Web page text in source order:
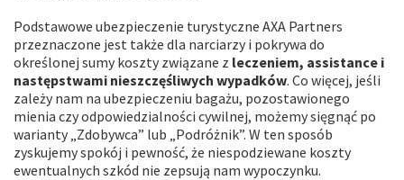
Podstawowe ubezpieczenie turystyczne AXA Partners
przeznaczone jest także dla narciarzy i pokrywa do
określonej sumy koszty związane z leczeniem, assistance i
następstwami nieszczęśliwych wypadków. Co więcej, jeśli
zależy nam na ubezpieczeniu bagażu, pozostawionego
mienia czy odpowiedzialności cywilnej, możemy sięgnąć po
warianty „Zdobywca” lub „Podróżnik”. W ten sposób
zyskujemy spokój i pewność, że niespodziewane koszty
ewentualnych szkód nie zepsują nam wypoczynku.